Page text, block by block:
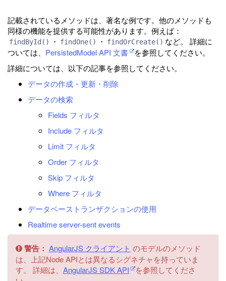
記載されているメソッドは、著名な例です。他のメソッドも
同様の機能を提供する可能性があります。例えば：
findById() ・ findOne() ・ findOrCreate() など。 詳細に
ついては、 PersistedModel API 文書
を参照してください。
詳細については、以下の記事を参照してください。
データの作成・更新・削除
データの検索
Fields フィルタ
Include フィルタ
Limit フィルタ
Order フィルタ
Skip フィルタ
Where フィルタ
データベーストランザクションの使用
Realtime server-sent events
警告： AngularJS クライアント のモデルのメソッド
は、上記Node APIとは異なるシグネチャを持っていま
す。 詳細は、 AngularJS SDK API
を参照してくださ